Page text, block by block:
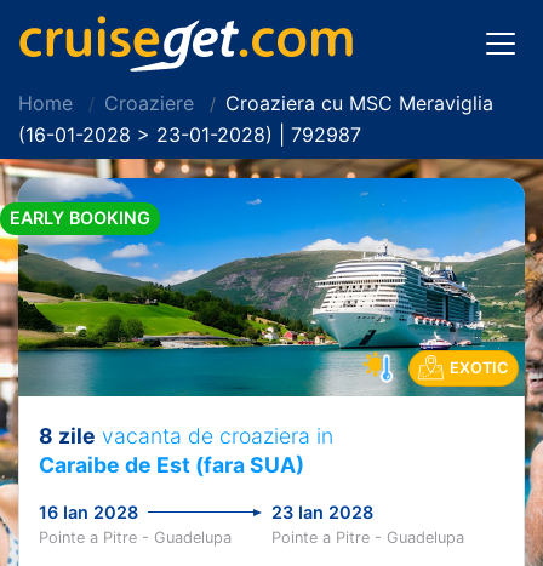
Home Croaziere
Croaziera cu MSC Meraviglia
(16-01-2028 > 23-01-2028) | 792987
EARLY BOOKING
EXOTIC
8 zile vacanta de croaziera in
Caraibe de Est (fara SUA)
16 Ian 2028 23 Ian 2028
Pointe a Pitre - Guadelupa Pointe a Pitre - Guadelupa